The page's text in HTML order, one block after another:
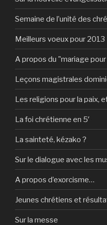
Semaine de l’unité des
Meilleurs voeux pour 2013
A propos du "mariage
Leçons magistrales
Les religions pour la paix,
La foi chrétienne en 5′
La sainteté, kézako ?
Sur le dialogue avec les
A propos d’exorcisme…
Jeunes chrétiens et
Sur la messe